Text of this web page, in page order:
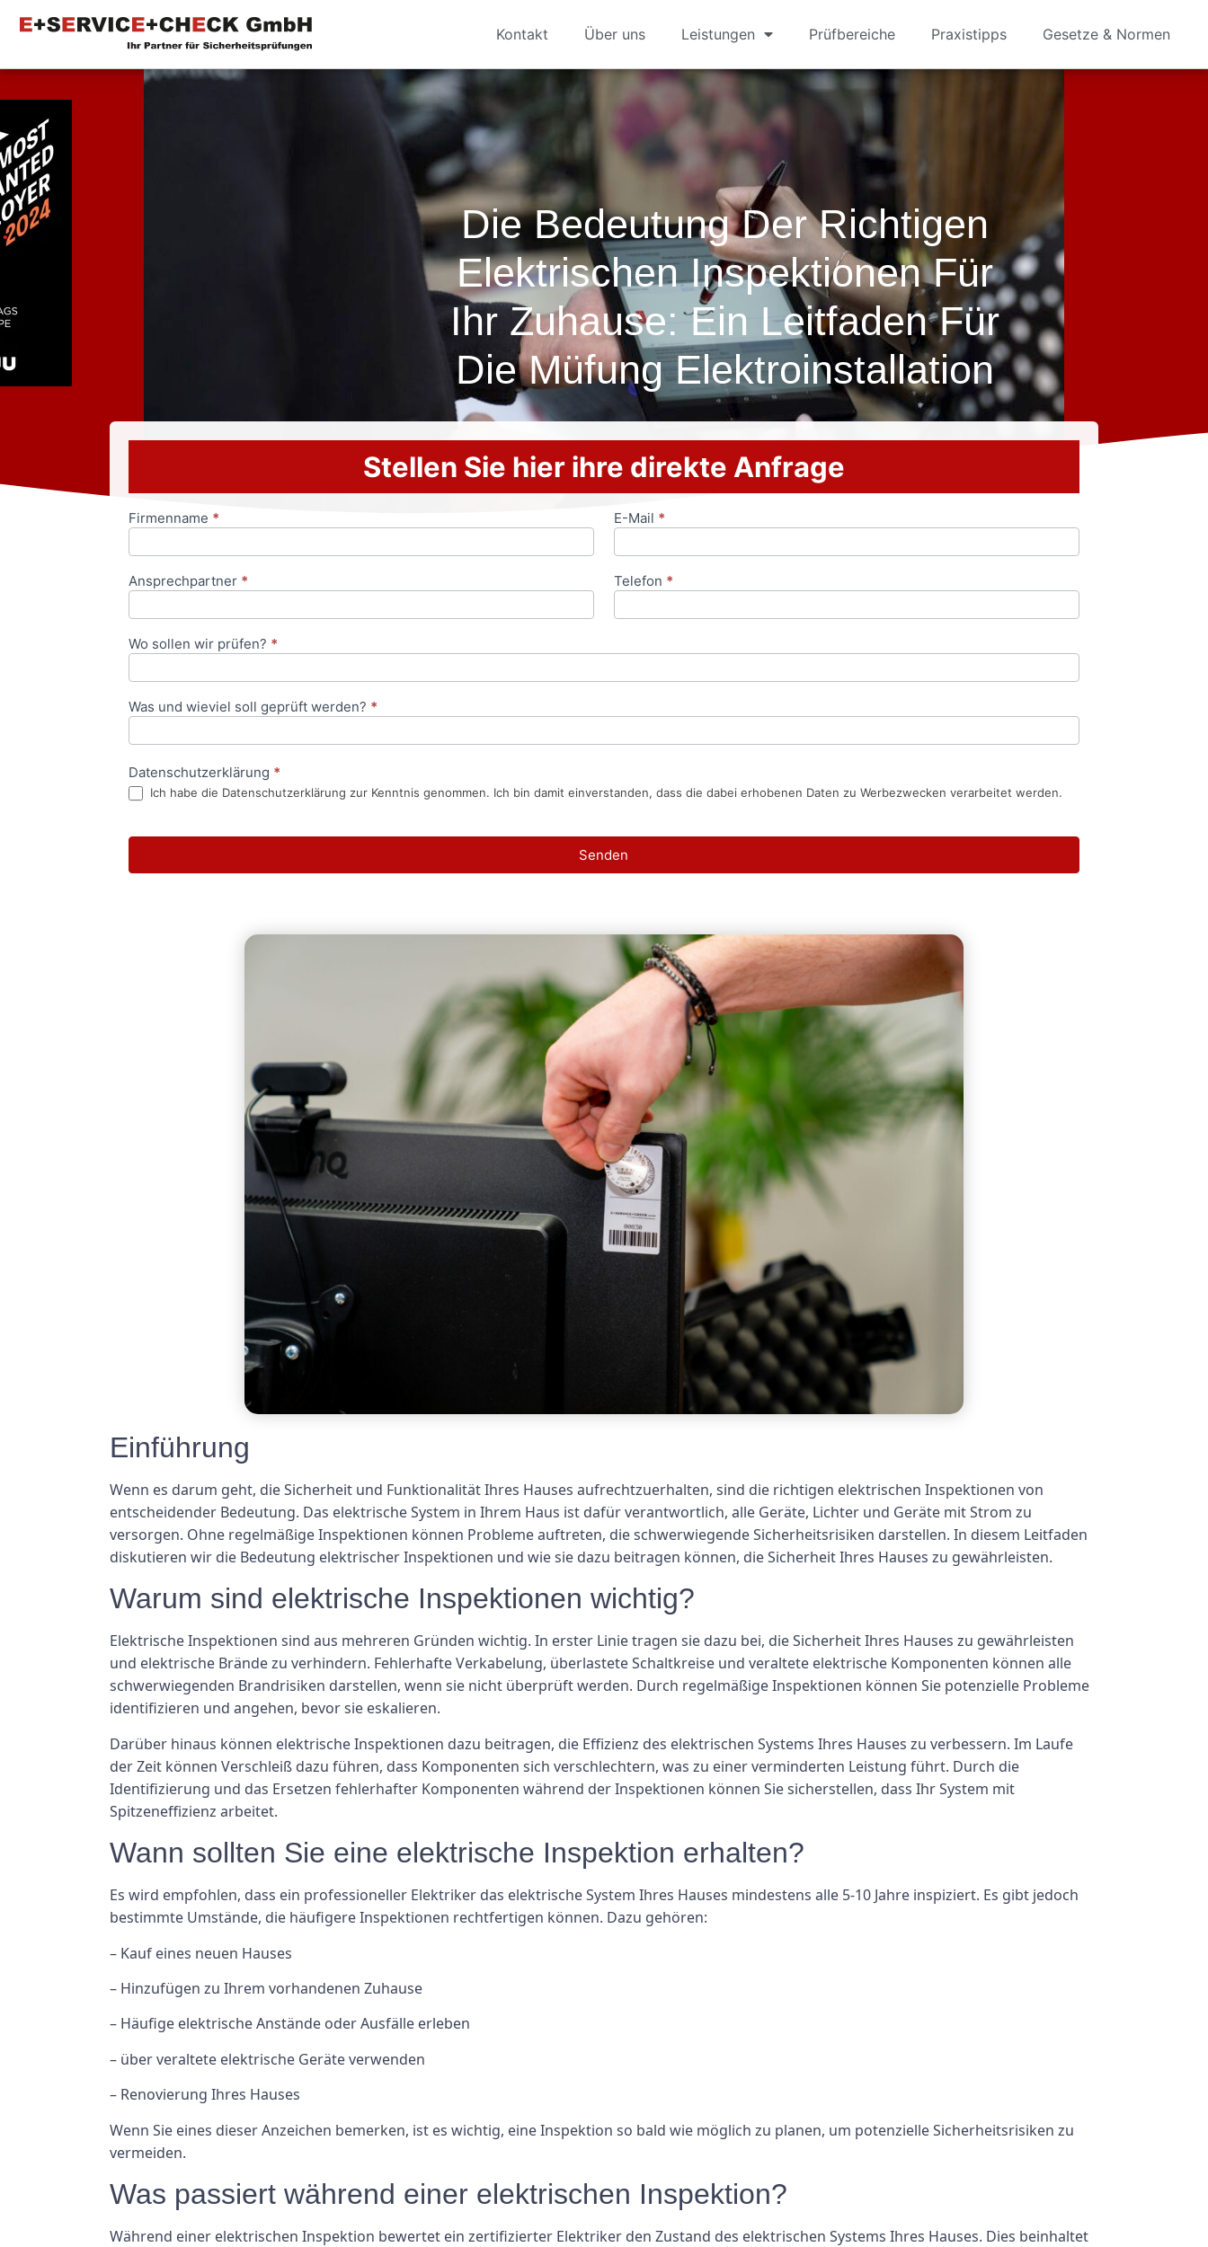
Kontakt Über uns Leistungen Prüfbereiche Praxistipps Gesetze & Normen
Die Bedeutung Der Richtigen
Elektrischen Inspektionen Für
Ihr Zuhause: Ein Leitfaden Für
Die Müfung Elektroinstallation
Stellen Sie hier ihre direkte Anfrage
Anfrageformular
Firmenname * E-Mail *
Ansprechpartner * Telefon *
Wo sollen wir prüfen? *
Was und wieviel soll geprüft werden? *
Datenschutzerklärung *
Ich habe die Datenschutzerklärung zur Kenntnis genommen. Ich bin damit einverstanden, dass die dabei erhobenen Daten zu Werbezwecken verarbeitet werden.
Senden
Einführung
Wenn es darum geht, die Sicherheit und Funktionalität Ihres Hauses aufrechtzuerhalten, sind die richtigen elektrischen Inspektionen von
entscheidender Bedeutung. Das elektrische System in Ihrem Haus ist dafür verantwortlich, alle Geräte, Lichter und Geräte mit Strom zu
versorgen. Ohne regelmäßige Inspektionen können Probleme auftreten, die schwerwiegende Sicherheitsrisiken darstellen. In diesem Leitfaden
diskutieren wir die Bedeutung elektrischer Inspektionen und wie sie dazu beitragen können, die Sicherheit Ihres Hauses zu gewährleisten.
Warum sind elektrische Inspektionen wichtig?
Elektrische Inspektionen sind aus mehreren Gründen wichtig. In erster Linie tragen sie dazu bei, die Sicherheit Ihres Hauses zu gewährleisten
und elektrische Brände zu verhindern. Fehlerhafte Verkabelung, überlastete Schaltkreise und veraltete elektrische Komponenten können alle
schwerwiegenden Brandrisiken darstellen, wenn sie nicht überprüft werden. Durch regelmäßige Inspektionen können Sie potenzielle Probleme
identifizieren und angehen, bevor sie eskalieren.
Darüber hinaus können elektrische Inspektionen dazu beitragen, die Effizienz des elektrischen Systems Ihres Hauses zu verbessern. Im Laufe
der Zeit können Verschleiß dazu führen, dass Komponenten sich verschlechtern, was zu einer verminderten Leistung führt. Durch die
Identifizierung und das Ersetzen fehlerhafter Komponenten während der Inspektionen können Sie sicherstellen, dass Ihr System mit
Spitzeneffizienz arbeitet.
Wann sollten Sie eine elektrische Inspektion erhalten?
Es wird empfohlen, dass ein professioneller Elektriker das elektrische System Ihres Hauses mindestens alle 5-10 Jahre inspiziert. Es gibt jedoch
bestimmte Umstände, die häufigere Inspektionen rechtfertigen können. Dazu gehören:
– Kauf eines neuen Hauses
– Hinzufügen zu Ihrem vorhandenen Zuhause
– Häufige elektrische Anstände oder Ausfälle erleben
– über veraltete elektrische Geräte verwenden
– Renovierung Ihres Hauses
Wenn Sie eines dieser Anzeichen bemerken, ist es wichtig, eine Inspektion so bald wie möglich zu planen, um potenzielle Sicherheitsrisiken zu
vermeiden.
Was passiert während einer elektrischen Inspektion?
Während einer elektrischen Inspektion bewertet ein zertifizierter Elektriker den Zustand des elektrischen Systems Ihres Hauses. Dies beinhaltet